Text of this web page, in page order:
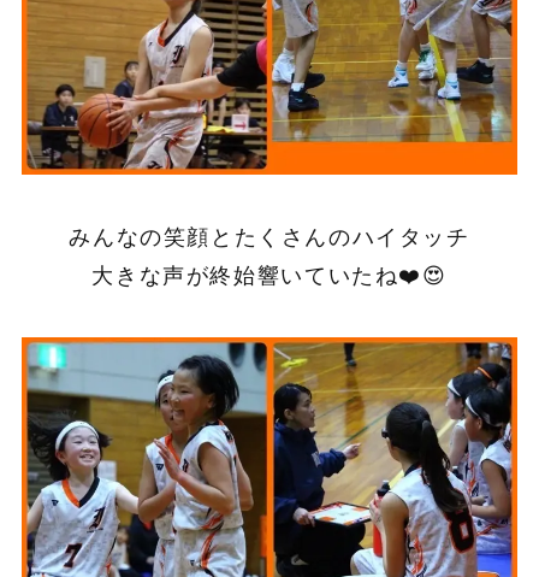
みんなの笑顔とたくさんのハイタッチ
大きな声が終始響いていたね❤️😍